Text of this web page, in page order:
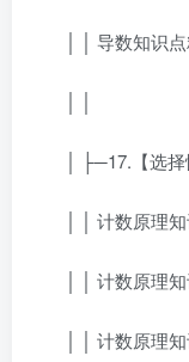
│ │ 导数知识
│ ├─17.【选
│ │ 计数原理
│ │ 计数原理
│ │ 计数原理